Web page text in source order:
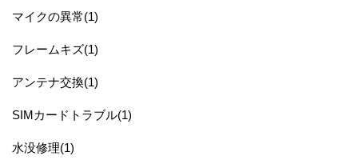
マイクの異常(1)
フレームキズ(1)
アンテナ交換(1)
SIMカードトラブル(1)
水没修理(1)